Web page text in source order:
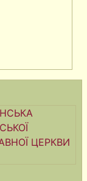
ЦЕРКВИ